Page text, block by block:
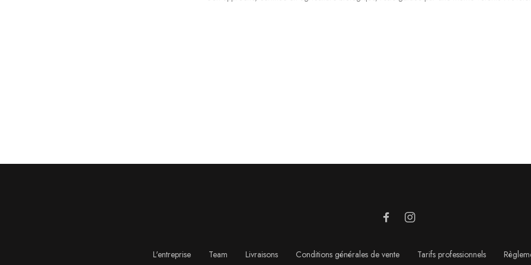
L'entreprise Team Livraisons Conditions générales de vente Tarifs professionnels